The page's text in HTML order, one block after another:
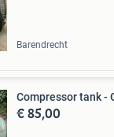
Barendrecht
Compressor tank -
€ 85,00